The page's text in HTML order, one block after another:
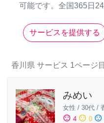
可能です。全国365日24
サービスを提供する
香川県 サービス 1ページ目
みめい
女性 / 30代 /
sentiment_satisfied 4 sentiment_neutral 0 sentiment_dissatisfied